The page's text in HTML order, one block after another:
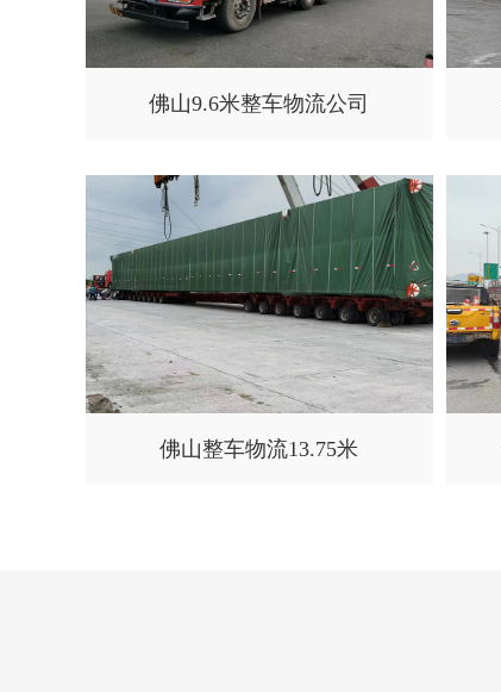
佛山9.6米整车物流公司
佛山整车物流13.75米